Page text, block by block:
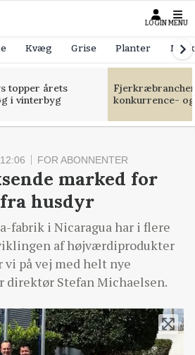
LOGIN MENU
Kvæg Grise Planter
topper årets
i vinterbyg
konkurrence-
FOR ABONNENTER
marked for
husdyr
fabrik i Nicaragua har i flere
af højværdiprodukter
vi på vej med helt nye
Stefan Michaelsen.